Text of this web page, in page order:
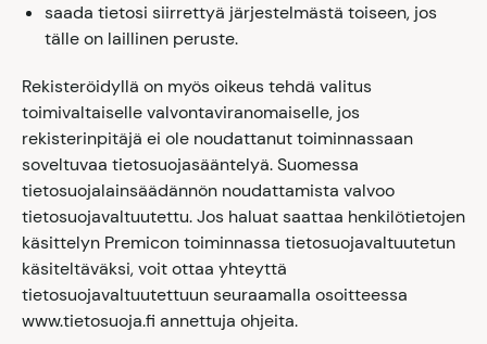
saada tietosi siirrettyä järjestelmästä toiseen, jos
tälle on laillinen peruste.
Rekisteröidyllä on myös oikeus tehdä valitus
toimivaltaiselle valvontaviranomaiselle, jos
rekisterinpitäjä ei ole noudattanut toiminnassaan
soveltuvaa tietosuojasääntelyä. Suomessa
tietosuojalainsäädännön noudattamista valvoo
tietosuojavaltuutettu. Jos haluat saattaa henkilötietojen
käsittelyn Premicon toiminnassa tietosuojavaltuutetun
käsiteltäväksi, voit ottaa yhteyttä
tietosuojavaltuutettuun seuraamalla osoitteessa
www.tietosuoja.fi annettuja ohjeita.